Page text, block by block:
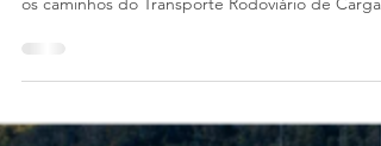
com empresários
O evento reuniu lideranças empresariais,
autoridades públicas e especialistas para discutir
(TRC) diante das transformações econômicas e